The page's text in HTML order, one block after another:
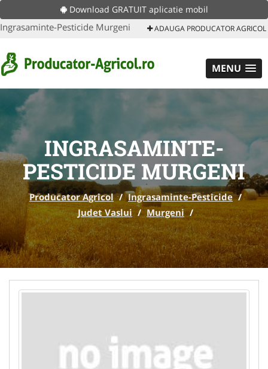
Download GRATUIT aplicatie mobil
Ingrasaminte-Pesticide Murgeni ADAUGA PRODUCATOR AGRICOL
MENU
INGRASAMINTE-
PESTICIDE MURGENI
Producator Agricol / Ingrasaminte-Pesticide /
Judet Vaslui / Murgeni /